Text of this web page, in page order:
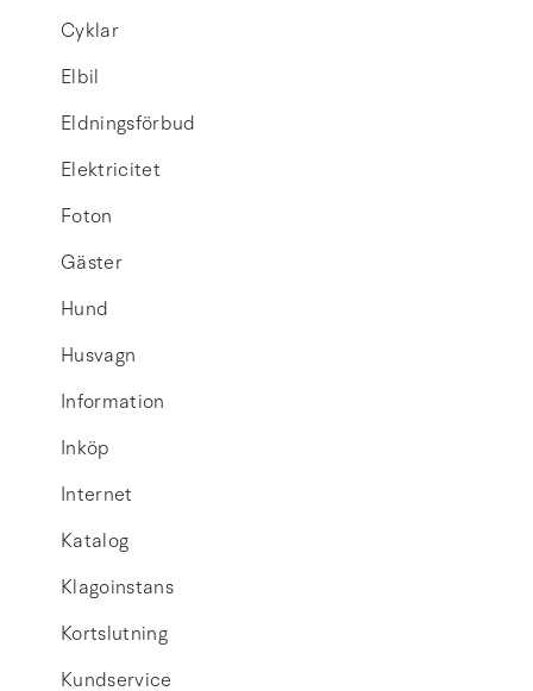
Cyklar
Elbil
Eldningsförbud
Elektricitet
Foton
Gäster
Hund
Husvagn
Information
Inköp
Internet
Katalog
Klagoinstans
Kortslutning
Kundservice